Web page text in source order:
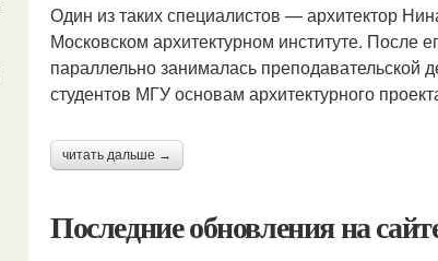
Один из таких специалистов — архитектор
Московском архитектурном институте. После
параллельно занималась преподавательской
студентов МГУ основам архитектурного
читать дальше →
Последние обновления на